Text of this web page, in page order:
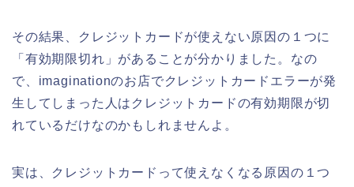
その結果、クレジットカードが使えない原因の１つに
「有効期限切れ」があることが分かりました。なの
で、imaginationのお店でクレジットカードエラーが発
生してしまった人はクレジットカードの有効期限が切
れているだけなのかもしれませんよ。
実は、クレジットカードって使えなくなる原因の１つ